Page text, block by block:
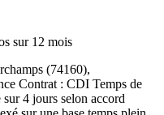
sur 12 mois
(74160),
Contrat : CDI Temps de
4 jours selon accord